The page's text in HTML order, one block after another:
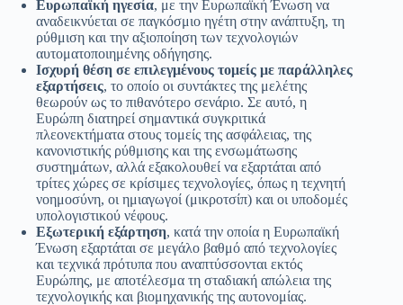
Ευρωπαϊκή ηγεσία, με την Ευρωπαϊκή Ένωση να
αναδεικνύεται σε παγκόσμιο ηγέτη στην ανάπτυξη, τη
ρύθμιση και την αξιοποίηση των τεχνολογιών
αυτοματοποιημένης οδήγησης.
Ισχυρή θέση σε επιλεγμένους τομείς με παράλληλες
εξαρτήσεις, το οποίο οι συντάκτες της μελέτης
θεωρούν ως το πιθανότερο σενάριο. Σε αυτό, η
Ευρώπη διατηρεί σημαντικά συγκριτικά
πλεονεκτήματα στους τομείς της ασφάλειας, της
κανονιστικής ρύθμισης και της ενσωμάτωσης
συστημάτων, αλλά εξακολουθεί να εξαρτάται από
τρίτες χώρες σε κρίσιμες τεχνολογίες, όπως η τεχνητή
νοημοσύνη, οι ημιαγωγοί (μικροτσίπ) και οι υποδομές
υπολογιστικού νέφους.
Εξωτερική εξάρτηση, κατά την οποία η Ευρωπαϊκή
Ένωση εξαρτάται σε μεγάλο βαθμό από τεχνολογίες
και τεχνικά πρότυπα που αναπτύσσονται εκτός
Ευρώπης, με αποτέλεσμα τη σταδιακή απώλεια της
τεχνολογικής και βιομηχανικής της αυτονομίας.